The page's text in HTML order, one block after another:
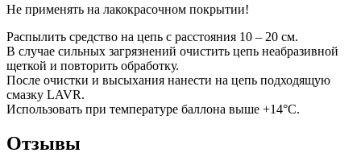
Не применять на лакокрасочном покрытии!
Распылить средство на цепь с расстояния 10 – 20 см.
В случае сильных загрязнений очистить цепь неабразивной
щеткой и повторить обработку.
После очистки и высыхания нанести на цепь подходящую
смазку LAVR.
Использовать при температуре баллона выше +14°С.
Отзывы